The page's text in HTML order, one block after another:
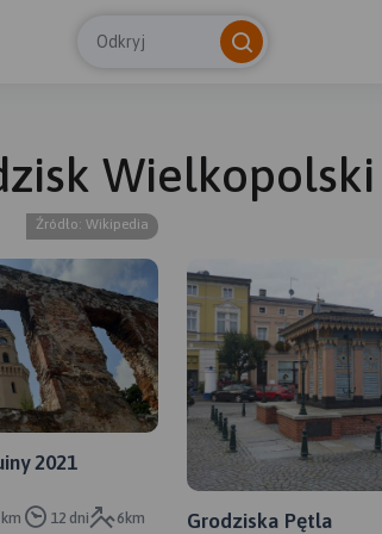
Odkryj
Wielkopolski
Źródło: Wikipedia
2021
12 dni 6km Grodziska Pętla